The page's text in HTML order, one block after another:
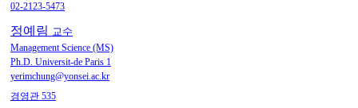
02-2123-5473
정예림 교수
Management Science (MS)
Ph.D. Universit-de Paris 1
yerimchung@yonsei.ac.kr
경영관 535